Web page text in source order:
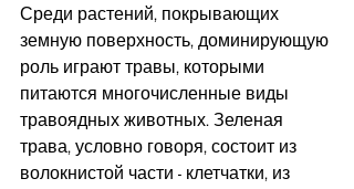
Среди растений, покрывающих
земную поверхность, доминирующую
роль играют травы, которыми
питаются многочисленные виды
травоядных животных. Зеленая
трава, условно говоря, состоит из
волокнистой части - клетчатки, из